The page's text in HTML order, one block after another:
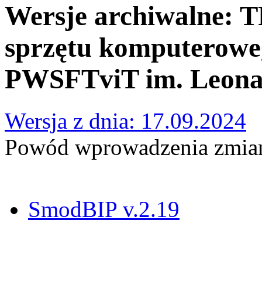
Wersje archiwalne:
sprzętu
PWSFTviT im.
Wersja z dnia: 17.09.2024
Powód wprowadzenia
SmodBIP v.2.19